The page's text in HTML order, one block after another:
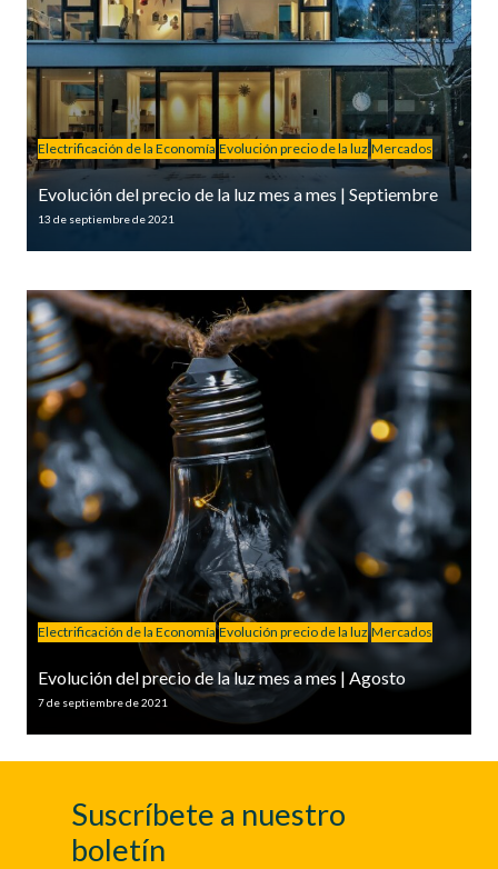
Electrificación de la Economía Evolución precio de la luz Mercados
Evolución del precio de la luz mes a mes | Septiembre
13 de septiembre de 2021
Electrificación de la Economía Evolución precio de la luz Mercados
Evolución del precio de la luz mes a mes | Agosto
7 de septiembre de 2021
Suscríbete a nuestro
boletín